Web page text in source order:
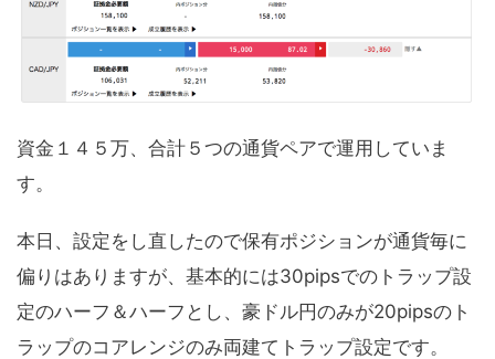
資金１４５万、合計５つの通貨ペアで運用していま
す。
本日、設定をし直したので保有ポジションが通貨毎に
偏りはありますが、基本的には30pipsでのトラップ設
定のハーフ＆ハーフとし、豪ドル円のみが20pipsのト
ラップのコアレンジのみ両建てトラップ設定です。